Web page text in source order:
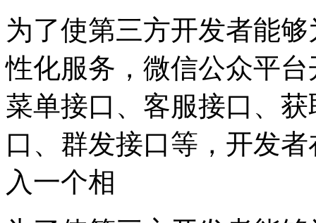
为了使第三方开发者能
性化服务，微信公众平
菜单接口、客服接口、
口、群发接口等，开发
入一个相